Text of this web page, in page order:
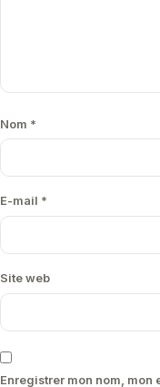
Nom *
E-mail *
Site web
Enregistrer mon nom,